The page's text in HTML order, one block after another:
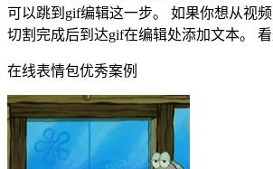
可以跳到gif编辑这一步。 如果你想从视
切割完成后到达gif在编辑处添加文本。
在线表情包优秀案例